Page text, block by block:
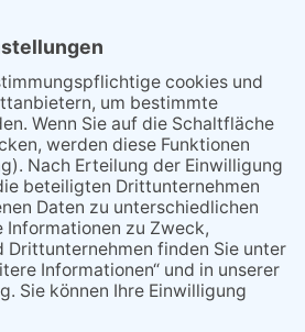
Wenn Bahn-Computer nicht
miteinander kommunizieren
"Plakatverbot für überregionale
Demos"
Gelbe Tonne – Ein kleiner Blick
über den Tellerand
Plastikersparnis durch Nutzung
von Gelber Tonne statt Säcken